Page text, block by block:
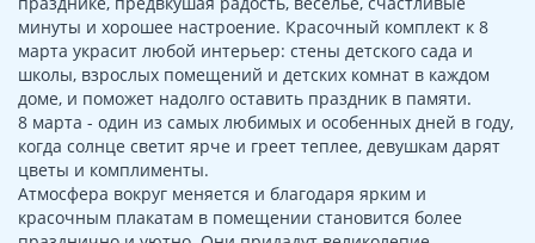
минуты и хорошее настроение. Красочный комплект к 8
марта украсит любой интерьер: стены детского сада и
школы, взрослых помещений и детских комнат в каждом
доме, и поможет надолго оставить праздник в памяти.
8 марта - один из самых любимых и особенных дней в году,
когда солнце светит ярче и греет теплее, девушкам дарят
цветы и комплименты.
Атмосфера вокруг меняется и благодаря ярким и
красочным плакатам в помещении становится более